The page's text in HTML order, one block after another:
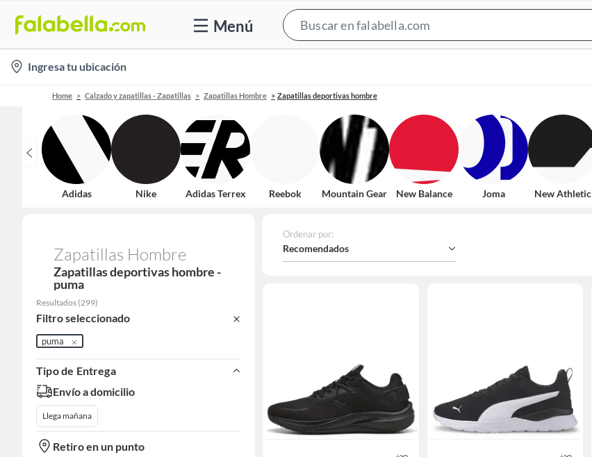
Menú
Bar
location-
icon
Ingresa tu ubicación
Home Calzado y zapatillas - Zapatillas Zapatillas Hombre Zapatillas deportivas hombre
Adidas Nike Adidas Terrex Reebok Mountain Gear New Balance Joma New Athletic
Zapatillas Hombre
Zapatillas deportivas hombre -
puma
Resultados (299)
Filtro seleccionado
puma
Tipo de Entrega
Envío a domicilio
Llega mañana
Retiro en un punto
Ordenar por:
Recomendados